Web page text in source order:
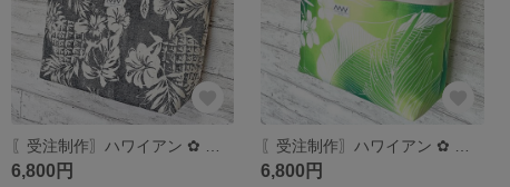
6,800円 6,800円